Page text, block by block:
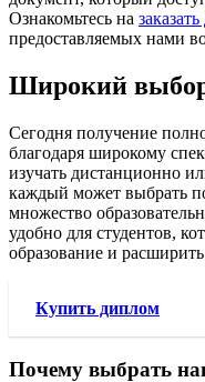
Ознакомьтесь на
предоставляемых нами
Широкий выбор
Сегодня получение
благодаря широкому
изучать дистанционно
каждый может выбрать
множество
удобно для студентов,
образование и
Купить диплом
Почему выбрать